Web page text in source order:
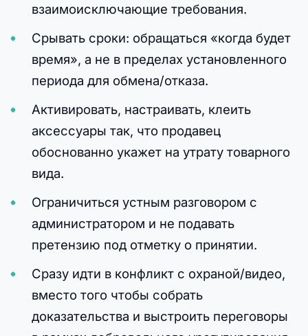
взаимоисключающие требования.
Срывать сроки: обращаться «когда будет
время», а не в пределах установленного
периода для обмена/отказа.
Активировать, настраивать, клеить
аксессуары так, что продавец
обоснованно укажет на утрату товарного
вида.
Ограничиться устным разговором с
администратором и не подавать
претензию под отметку о принятии.
Сразу идти в конфликт с охраной/видео,
вместо того чтобы собрать
доказательства и выстроить переговоры